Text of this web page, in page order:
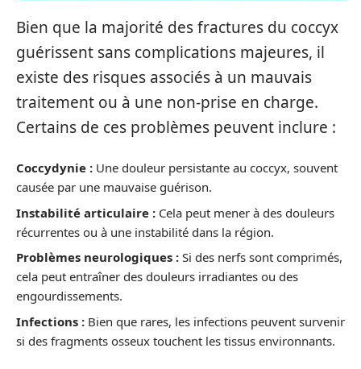
Bien que la majorité des fractures du coccyx
guérissent sans complications majeures, il
existe des risques associés à un mauvais
traitement ou à une non-prise en charge.
Certains de ces problèmes peuvent inclure :
Coccydynie : Une douleur persistante au coccyx, souvent
causée par une mauvaise guérison.
Instabilité articulaire : Cela peut mener à des douleurs
récurrentes ou à une instabilité dans la région.
Problèmes neurologiques : Si des nerfs sont comprimés,
cela peut entraîner des douleurs irradiantes ou des
engourdissements.
Infections : Bien que rares, les infections peuvent survenir
si des fragments osseux touchent les tissus environnants.